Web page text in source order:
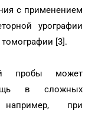
с применением
урографии
[3].
пробы может
в сложных
например, при